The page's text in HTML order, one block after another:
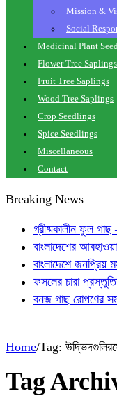
Mission &
Social
Medicinal Plant
Flower Tree Saplings
Fruit Tree Saplings
Wood Tree Saplings
Crop Seedlings
Spice Seedlings
Miscellaneous
Contact
Breaking News
গ্রীষ্মকালীন ফুল
বাংলাদেশের
বাংলাদেশে জনপ্রিয়
ফসলের চারা
বনজ গাছ রোপণের
Home/Tag:
Tag